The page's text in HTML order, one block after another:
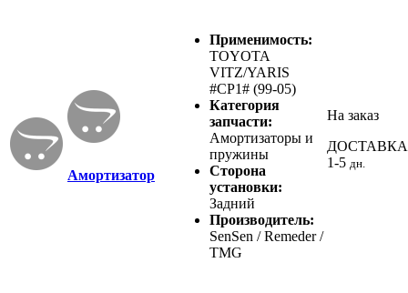
Амортизатор
Применимость:
TOYOTA
VITZ/YARIS
#CP1# (99-05)
Категория
запчасти:
Амортизаторы и
пружины
Сторона
установки:
Задний
Производитель:
SenSen / Remeder /
TMG
На заказ
ДОСТАВКА
1-5 дн.